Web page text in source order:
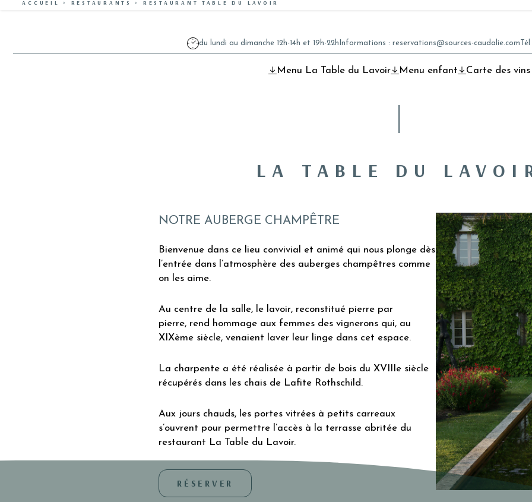
ACCUEIL > RESTAURANTS > RESTAURANT TABLE DU LAVOIR
du lundi au dimanche 12h-14h et 19h-22h Informations : reservations@sources-caudalie.com
Menu La Table du Lavoir Menu enfant Carte des vins
LA TABLE DU
NOTRE AUBERGE CHAMPÊTRE
Bienvenue dans ce lieu convivial et animé qui nous plonge dès
l’entrée dans l’atmosphère des auberges champêtres comme
on les aime.
Au centre de la salle, le lavoir, reconstitué pierre par
pierre, rend hommage aux femmes des vignerons qui, au
XIXème siècle, venaient laver leur linge dans cet espace.
La charpente a été réalisée à partir de bois du XVIIIe siècle
récupérés dans les chais de Lafite Rothschild.
Aux jours chauds, les portes vitrées à petits carreaux
s’ouvrent pour permettre l’accès à la terrasse abritée du
restaurant La Table du Lavoir.
RÉSERVER